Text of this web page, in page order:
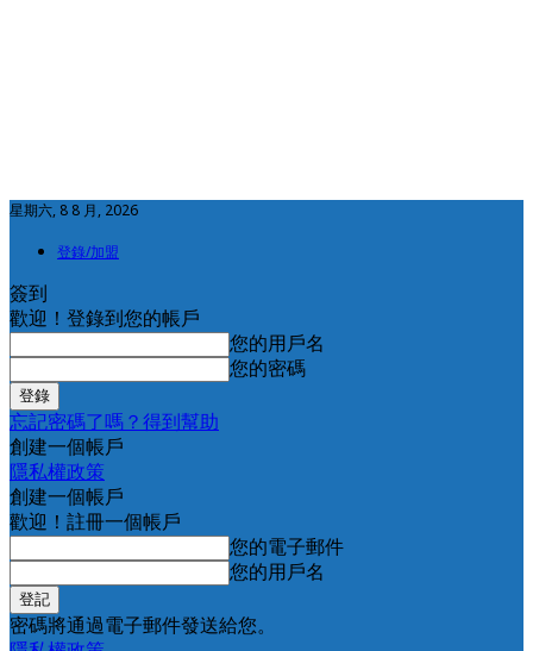
星期六, 8 8 月, 2026
登錄/加盟
簽到
歡迎！登錄到您的帳戶
您的用戶名
您的密碼
忘記密碼了嗎？得到幫助
創建一個帳戶
隱私權政策
創建一個帳戶
歡迎！註冊一個帳戶
您的電子郵件
您的用戶名
密碼將通過電子郵件發送給您。